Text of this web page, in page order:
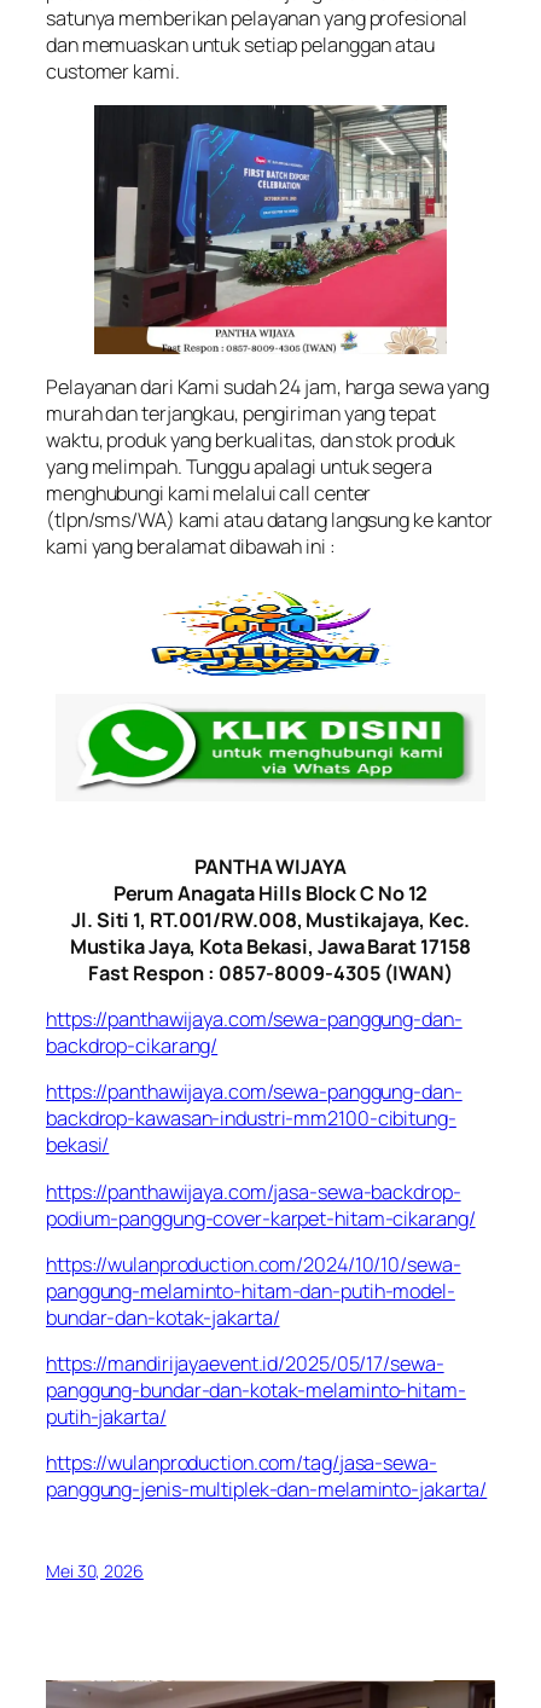
satunya memberikan pelayanan yang profesional
dan memuaskan untuk setiap pelanggan atau
customer kami.
Pelayanan dari Kami sudah 24 jam, harga sewa yang
murah dan terjangkau, pengiriman yang tepat
waktu, produk yang berkualitas, dan stok produk
yang melimpah. Tunggu apalagi untuk segera
menghubungi kami melalui call center
(tlpn/sms/WA) kami atau datang langsung ke kantor
kami yang beralamat dibawah ini :
PANTHA WIJAYA
Perum Anagata Hills Block C No 12
Jl. Siti 1, RT.001/RW.008, Mustikajaya, Kec.
Mustika Jaya, Kota Bekasi, Jawa Barat 17158
Fast Respon : 0857-8009-4305 (IWAN)
https://panthawijaya.com/sewa-panggung-dan-
backdrop-cikarang/
https://panthawijaya.com/sewa-panggung-dan-
backdrop-kawasan-industri-mm2100-cibitung-
bekasi/
https://panthawijaya.com/jasa-sewa-backdrop-
podium-panggung-cover-karpet-hitam-cikarang/
https://wulanproduction.com/2024/10/10/sewa-
panggung-melaminto-hitam-dan-putih-model-
bundar-dan-kotak-jakarta/
https://mandirijayaevent.id/2025/05/17/sewa-
panggung-bundar-dan-kotak-melaminto-hitam-
putih-jakarta/
https://wulanproduction.com/tag/jasa-sewa-
panggung-jenis-multiplek-dan-melaminto-jakarta/
Mei 30, 2026